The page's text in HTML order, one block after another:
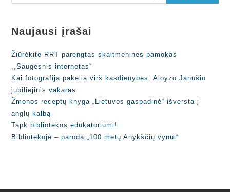
Naujausi įrašai
Žiūrėkite RRT parengtas skaitmenines pamokas
,,Saugesnis internetas“
Kai fotografija pakelia virš kasdienybės: Aloyzo Janušio
jubiliejinis vakaras
Žmonos receptų knyga „Lietuvos gaspadinė“ išversta į
anglų kalbą
Tapk bibliotekos edukatoriumi!
Bibliotekoje – paroda „100 metų Anykščių vynui“